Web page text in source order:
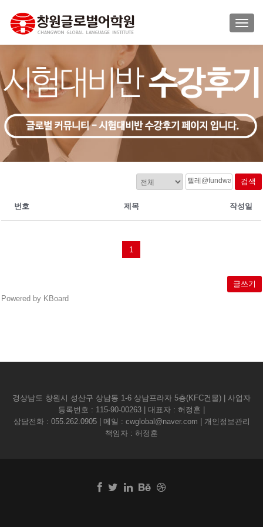
검색
번호 제목 작성일
1
글쓰기
Powered by KBoard
경상남도 창원시 성산구 상남동 1-6 상남프라자 5층(KFC건물) | 사업자
등록번호 : 115-90-00263 | 대표자 : 허정훈 |
상담전화 : 055.262.0905| 메일 : cwglobal@naver.com | 개인정보관리
책임자 : 허정훈